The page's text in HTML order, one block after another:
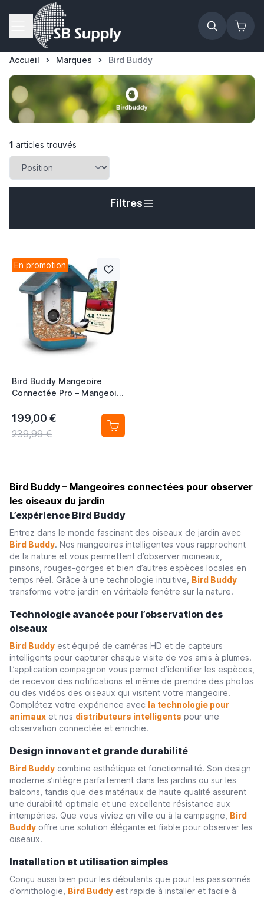
Allez au contenu
Accueil Marques Bird Buddy
1 articles trouvés
Filtres
En promotion
Bird Buddy Mangeoire
Connectée Pro – Mangeoire
Caméra et Panneau Solaire,
Bleu
199,00 €
239,99 €
Bird Buddy – Mangeoires connectées pour observer
les oiseaux du jardin
L’expérience Bird Buddy
Entrez dans le monde fascinant des oiseaux de jardin avec
Bird Buddy. Nos mangeoires intelligentes vous rapprochent
de la nature et vous permettent d’observer moineaux,
pinsons, rouges-gorges et bien d’autres espèces locales en
temps réel. Grâce à une technologie intuitive, Bird Buddy
transforme votre jardin en véritable fenêtre sur la nature.
Technologie avancée pour l’observation des
oiseaux
Bird Buddy est équipé de caméras HD et de capteurs
intelligents pour capturer chaque visite de vos amis à plumes.
L’application compagnon vous permet d’identifier les espèces,
de recevoir des notifications et même de prendre des photos
ou des vidéos des oiseaux qui visitent votre mangeoire.
Complétez votre expérience avec la technologie pour
animaux et nos distributeurs intelligents pour une
observation connectée et enrichie.
Design innovant et grande durabilité
Bird Buddy combine esthétique et fonctionnalité. Son design
moderne s’intègre parfaitement dans les jardins ou sur les
balcons, tandis que des matériaux de haute qualité assurent
une durabilité optimale et une excellente résistance aux
intempéries. Que vous viviez en ville ou à la campagne, Bird
Buddy offre une solution élégante et fiable pour observer les
oiseaux.
Installation et utilisation simples
Conçu aussi bien pour les débutants que pour les passionnés
d’ornithologie, Bird Buddy est rapide à installer et facile à